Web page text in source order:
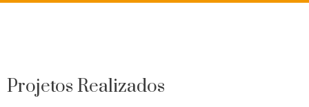
Projetos Realizados